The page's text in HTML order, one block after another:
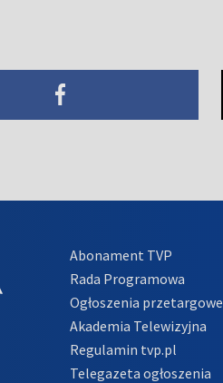
Abonament TVP
Rada Programowa
Ogłoszenia przetargowe
Akademia Telewizyjna
Regulamin tvp.pl
Telegazeta ogłoszenia